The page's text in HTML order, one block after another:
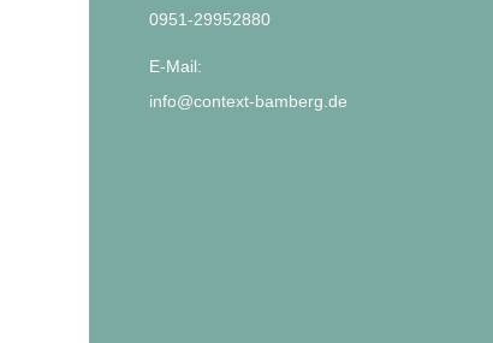
0951-29952880
E-Mail:
info@context-bamberg.de